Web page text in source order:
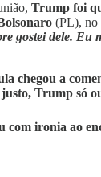
Trump foi
(PL), no
gostei dele. Eu
chegou a
Trump só
com ironia ao